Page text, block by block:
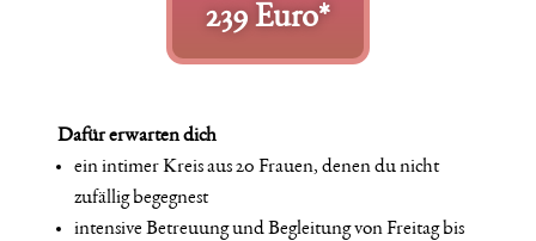
239 Euro*
Dafür erwarten dich
ein intimer Kreis aus 20 Frauen, denen du nicht
zufällig begegnest
intensive Betreuung und Begleitung von Freitag bis